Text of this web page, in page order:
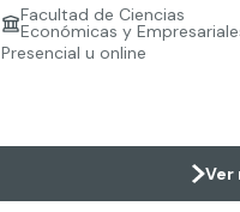
Facultad de Ciencias
Económicas y
Presencial u online
Ver